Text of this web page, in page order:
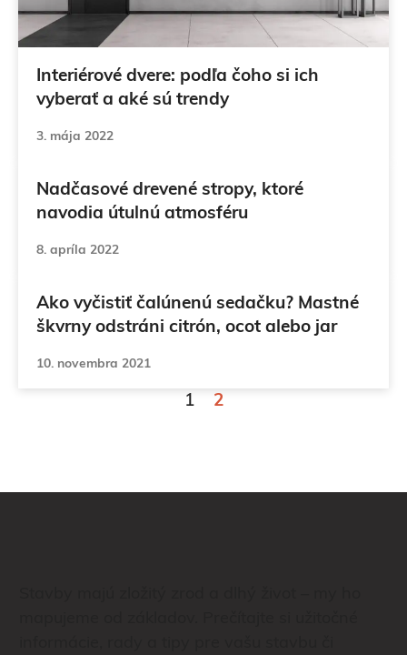
Interiérové dvere: podľa čoho si ich
vyberať a aké sú trendy
3. mája 2022
Nadčasové drevené stropy, ktoré
navodia útulnú atmosféru
8. apríla 2022
Ako vyčistiť čalúnenú sedačku? Mastné
škvrny odstráni citrón, ocot alebo jar
10. novembra 2021
Stránka
1 Stránka
2